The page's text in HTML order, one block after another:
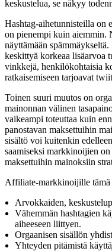
keskustelua, se näkyy
Hashtag-aihetunnisteilla on
on pienempi kuin
näyttämään
keskittyä korkeaa lisäarvoa
vinkkejä, henkilökohtaisia
ratkaisemiseen tarjoavat
Toinen suuri muutos on
mainonnan välinen
vaikeampi toteuttaa kuin
panostavan maksettuihin
sisältö voi kuitenkin
saamiseksi markkinoijien
maksettuihin mainoksiin
Affiliate-markkinoijille tämä
Arvokkaiden,
Vähemmän hashtagien
aiheeseen liittyen.
Orgaanisen sisällön
Yhteyden pitämistä